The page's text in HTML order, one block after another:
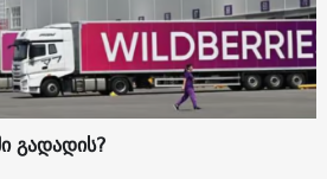
გადადის?